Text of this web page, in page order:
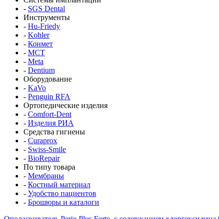
- SGS Dental
Инструменты
- Hu-Friedy
- Kohler
- Конмет
- MCT
- Meta
- Dentium
Оборудование
- KaVo
- Penguin RFA
Ортопедические изделия
- Comfort-Dent
- Изделия РИА
Средства гигиены
- Curaprox
- Swiss-Smile
- BioRepair
По типу товара
- Мембраны
- Костный материал
- Удобство пациентов
- Брошюры и каталоги